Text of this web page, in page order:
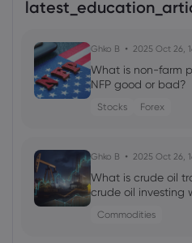
Ghko B 2025 Oct 26,
What is non-farm
NFP good or bad?
Stocks Forex
Ghko B 2025 Oct 26,
What is crude oil
crude oil investing
Commodities